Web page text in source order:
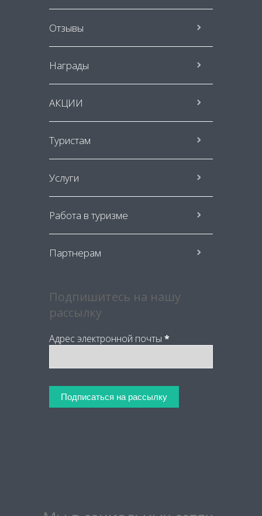
Отзывы
Награды
АКЦИИ
Туристам
Услуги
Работа в туризме
Партнерам
Подпишитесь на нашу
рассылку
Адрес электронной почты *